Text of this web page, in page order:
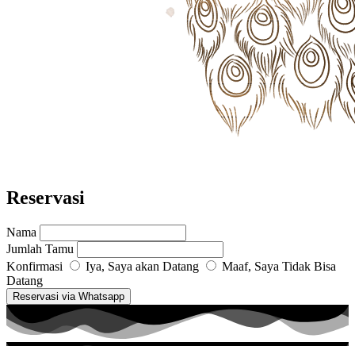
Reservasi
Nama
Jumlah Tamu
Konfirmasi
Iya, Saya akan Datang
Maaf, Saya Tidak Bisa
Datang
Reservasi via Whatsapp